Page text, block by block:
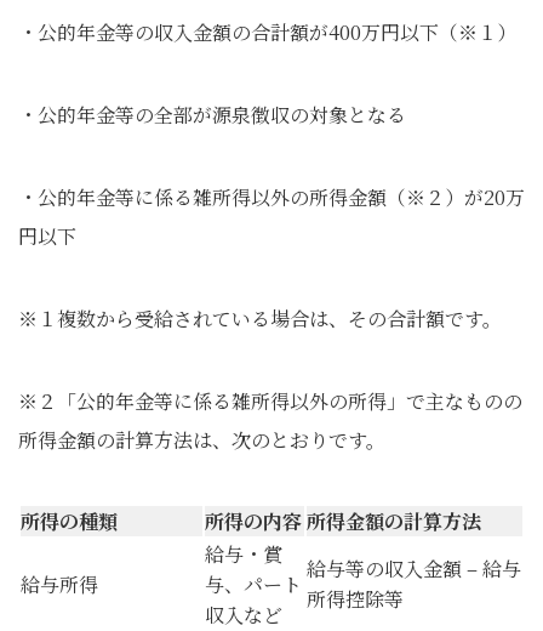
・公的年金等の収入金額の合計額が400万円以下（※１）
・公的年金等の全部が源泉徴収の対象となる
・公的年金等に係る雑所得以外の所得金額（※２）が20万
円以下
※１複数から受給されている場合は、その合計額です。
※２「公的年金等に係る雑所得以外の所得」で主なものの
所得金額の計算方法は、次のとおりです。
所得の種類 所得の内容所得金額の計算方法
給与所得
給与・賞
与、パート
収入など
給与等の収入金額 – 給与
所得控除等